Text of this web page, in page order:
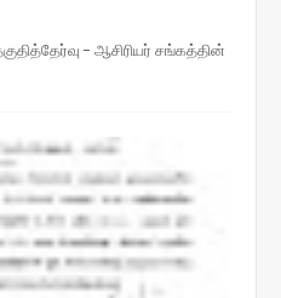
- ஆசிரியர் சங்கத்தின்